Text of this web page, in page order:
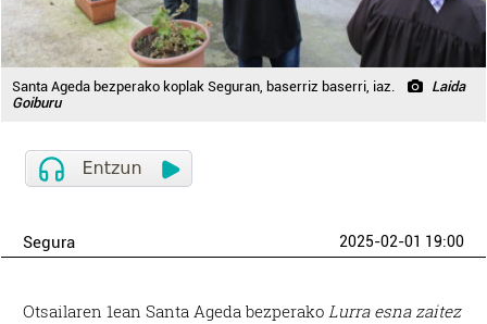
Santa Ageda bezperako koplak Seguran, baserriz baserri, iaz.
Laida
Goiburu
Segura 2025-02-01 19:00
Otsailaren 1ean Santa Ageda bezperako Lurra esna zaitez